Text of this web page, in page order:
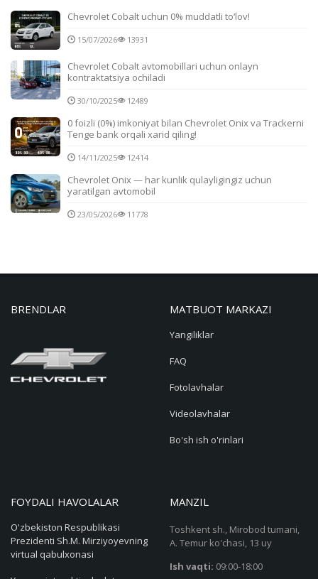
Chevrolet Cobalt uchun 0% muddatli to‘lov!
15/07/2026 13931
Chevrolet Cobalt avtomobillari uchun onlayn
kontraktatsiya ochiladi
30/10/2025 12489
0 foizli (0%) imkoniyat bilan Chevrolet Onix va Trackerni
Tenge bank orqali xarid qiling!
14/11/2025 12414
Chevrolet Onix — har kunlik qulayligingiz uchun
yaratilgan avtomobil
23/05/2026 11778
BRENDLAR MATBUOT MARKAZI
Yangiliklar
FAQ
Fotolavhalar
Videolavhalar
Bo'sh ish o'rinlari
FOYDALI HAVOLALAR
O'zbekiston Respublikasi
Prezidenti Sh.M. Mirziyoyevning
virtual qabulxonasi
MANZIL
Toshkent sh., Mirobod tumani,
A. Temur ko'chasi, 13 uy
Ish vaqti: 09:00-18:00